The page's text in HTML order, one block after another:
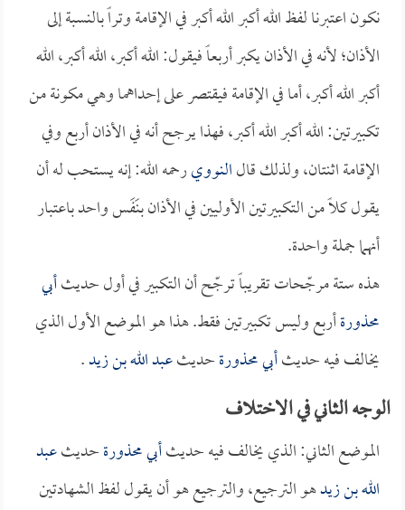
نكون اعتبرنا لفظ الله أكبر الله أكبر في الإقامة وتراً بالنسبة إلى
الأذان؛ لأنه في الأذان يكبر أربعاً فيقول: الله أكبر، الله أكبر، الله
أكبر الله أكبر، أما في الإقامة فيقتصر على إحداهما وهي مكونة من
تكبيرتين: الله أكبر الله أكبر، فهذا يرجح أنه في الأذان أربع وفي
الإقامة اثنتان، ولذلك قالالنوويرحمه الله: إنه يستحب له أن
يقول كلاً من التكبيرتين الأوليين في الأذان بنَفَس واحد باعتبار
أنهما جملة واحدة.
هذه ستة مرجّحات تقريباً ترجّح أن التكبير في أول حديثأبي
محذورةأربع وليس تكبيرتين فقط. هذا هو الموضع الأول الذي
يخالف فيه حديثأبي محذورةحديثعبد الله بن زيد.
الوجه الثاني في الاختلاف
الموضع الثاني: الذي يخالف فيه حديثأبي محذورةحديثعبد
الله بن زيدهو الترجيع، والترجيع هو أن يقول لفظ الشهادتين